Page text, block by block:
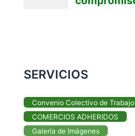
SERVICIOS
Convenio Colectivo de Trabajo
COMERCIOS ADHERIDOS
Galería de Imágenes